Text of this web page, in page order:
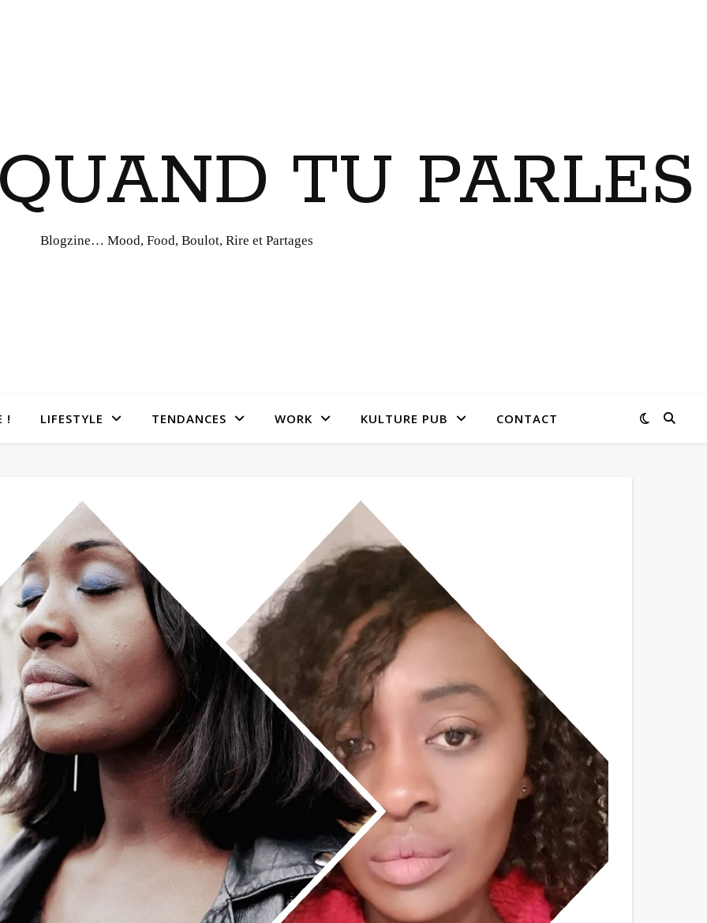
TU PARLES
Blogzine… Mood, Food, Boulot, Rire et Partages
! LIFESTYLE TENDANCES WORK KULTURE PUB CONTACT